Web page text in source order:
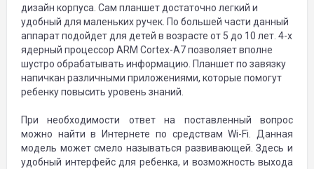
дизайн корпуса. Сам планшет достаточно легкий и
удобный для маленьких ручек. По большей части данный
аппарат подойдет для детей в возрасте от 5 до 10 лет. 4-х
ядерный процессор ARM Cortex-A7 позволяет вполне
шустро обрабатывать информацию. Планшет по завязку
напичкан различными приложениями, которые помогут
ребенку повысить уровень знаний.
При необходимости ответ на поставленный вопрос
можно найти в Интернете по средствам Wi-Fi. Данная
модель может смело называться развивающей. Здесь и
удобный интерфейс для ребенка, и возможность выхода